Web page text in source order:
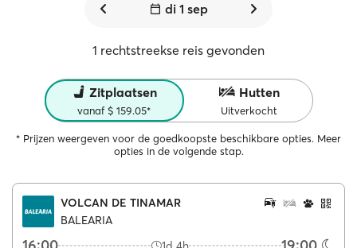
di 1 sep
1 rechtstreekse reis gevonden
Zitplaatsen
vanaf $ 159.05*
Hutten
Uitverkocht
* Prijzen weergeven voor de goedkoopste beschikbare opties. Meer
opties in de volgende stap.
VOLCAN DE TINAMAR
BALEARIA